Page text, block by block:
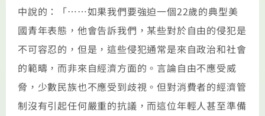
中說的：「……如果我們要強迫一個22歲的典型美
國青年表態，他會告訴我們，某些對於自由的侵犯是
不可容忍的，但是，這些侵犯通常是來自政治和社會
的範疇，而非來自經濟方面的。言論自由不應受威
脅，少數民族也不應受到歧視。但對消費者的經濟管
制沒有引起任何嚴重的抗議，而這位年輕人甚至準備